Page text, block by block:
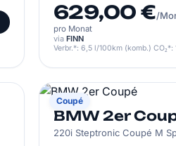
629,00 €/
pro Monat
via FINN
Verbr.*: 6,5 l/100km (komb.)
Coupé
BMW
BMW 2er
220i Steptronic Coupé M